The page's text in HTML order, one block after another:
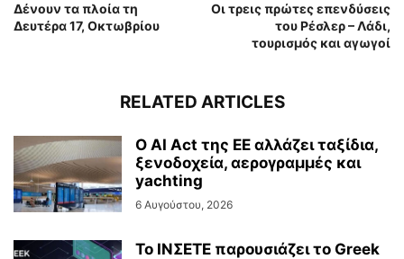
Δένουν τα πλοία τη
Δευτέρα 17, Οκτωβρίου
Οι τρεις πρώτες επενδύσεις
του Ρέσλερ – Λάδι,
τουρισμός και αγωγοί
RELATED ARTICLES
Ο AI Act της ΕΕ αλλάζει ταξίδια,
ξενοδοχεία, αερογραμμές και
yachting
6 Αυγούστου, 2026
Το ΙΝΣΕΤΕ παρουσιάζει το Greek